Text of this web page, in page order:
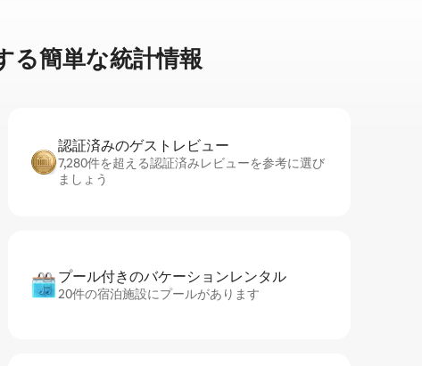
る簡⁠単⁠な統⁠計⁠情⁠報
認証済みのゲ⁠ス⁠ト⁠レ⁠ビ⁠ュ⁠ー
7,280件を超える認証済みレビューを参考に選び
ましょう
プール付きのバ⁠ケ⁠ー⁠シ⁠ョ⁠ンレ⁠ン⁠タ⁠ル
20件の宿泊施設にプールがあります